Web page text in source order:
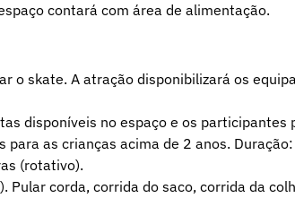
contará com área de alimentação.
o skate. A atração disponibilizará os
disponíveis no espaço e os participantes
as crianças acima de 2 anos.
(rotativo).
Pular corda, corrida do saco, corrida da